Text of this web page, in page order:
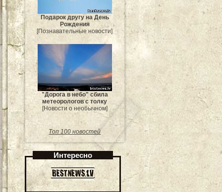
Подарок другу на День
Рождения
[Познавательные новости]
"Дорога в небо" сбила
метеорологов с толку
[Новости о необычном]
Топ 100 новостей
Интересно